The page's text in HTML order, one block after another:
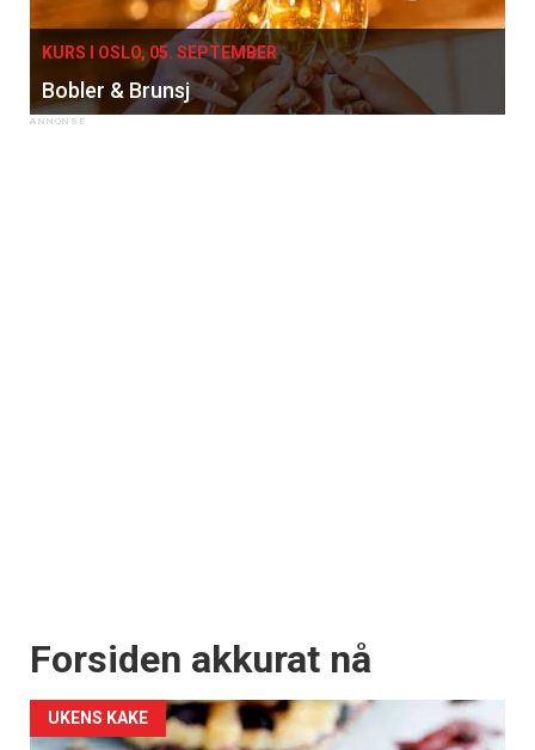
KURS I OSLO, 05. SEPTEMBER
Bobler & Brunsj
Forsiden akkurat nå
UKENS KAKE